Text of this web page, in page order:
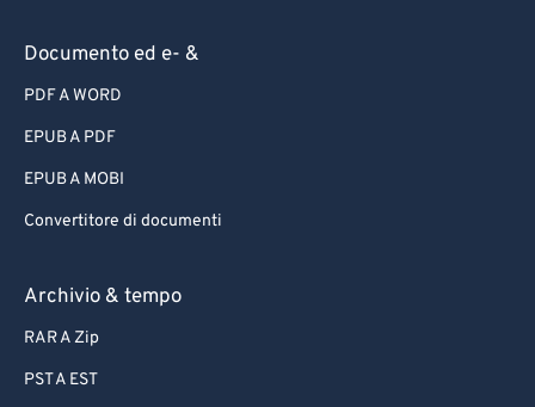
Documento ed e- &
PDF A WORD
EPUB A PDF
EPUB A MOBI
Convertitore di documenti
Archivio & tempo
RAR A Zip
PST A EST